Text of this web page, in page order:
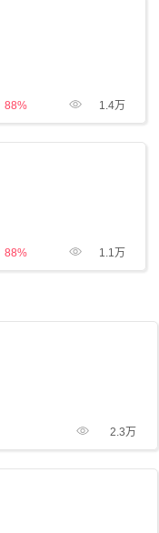
88% 1.4万
88% 1.1万
2.3万